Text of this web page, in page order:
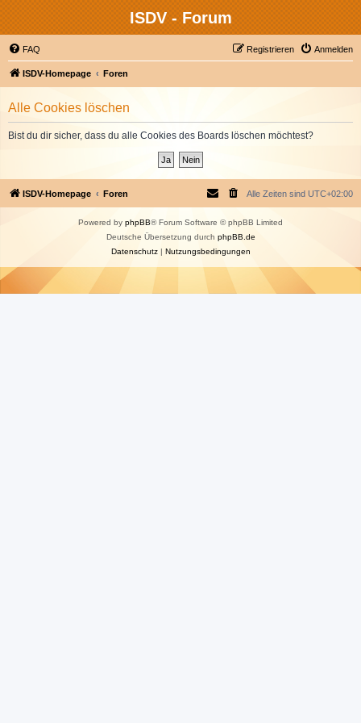
ISDV - Forum
FAQ Anmelden
Registrieren
ISDV-Homepage Foren
Alle Cookies löschen
Bist du dir sicher, dass du alle Cookies des Boards löschen möchtest?
ISDV-Homepage Foren Alle Zeiten sind UTC+02:00
Powered by phpBB® Forum Software © phpBB Limited
Deutsche Übersetzung durch phpBB.de
Datenschutz| Nutzungsbedingungen